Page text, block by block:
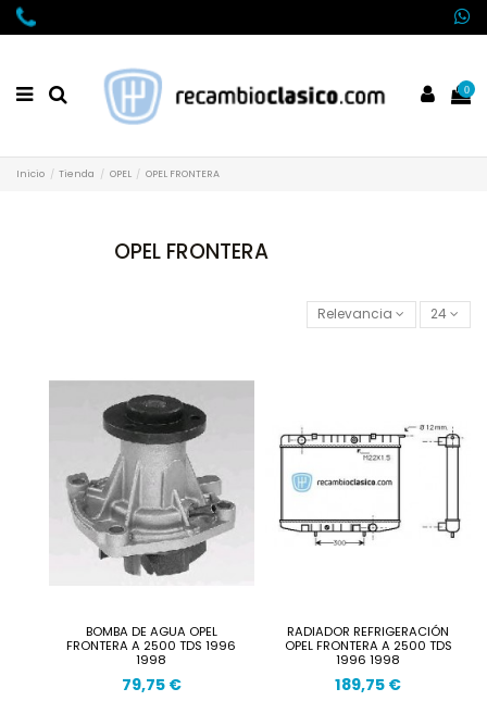
0
Inicio Tienda OPEL OPEL FRONTERA
OPEL FRONTERA
Relevancia 24
BOMBA DE AGUA OPEL
FRONTERA A 2500 TDS 1996
1998
79,75 €
RADIADOR REFRIGERACIÓN
OPEL FRONTERA A 2500 TDS
1996 1998
189,75 €